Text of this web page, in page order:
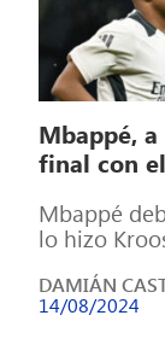
Mbappé,
final con
Mbappé
lo hizo
DAMIÁN
14/08/2024